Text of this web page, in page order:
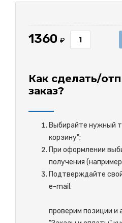
1360 ₽
Как сделать/
заказ?
Выбирайте нужный
корзину";
При оформлении
получения
Подтверждайте
e-
проверим позиции и